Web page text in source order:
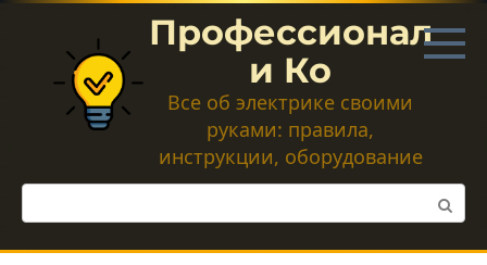
Перейти
контенту
Профессионал
и Ко
Все об электрике своими
руками: правила,
инструкции, оборудование
Поиск: